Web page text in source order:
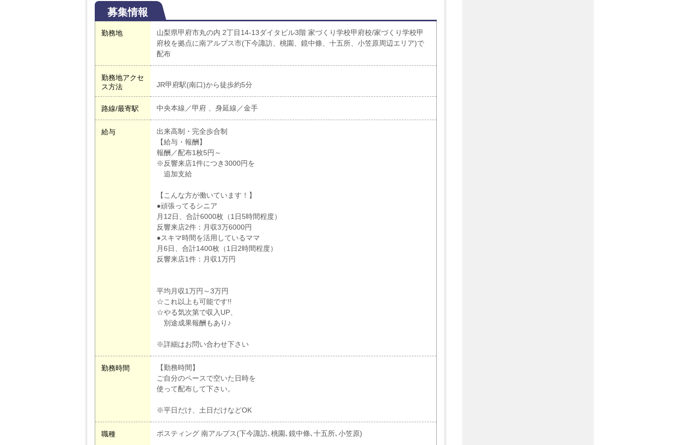
募集情報
勤務地
山梨県甲府市丸の内 2丁目14-13ダイタビル3階 家づくり学校甲府校/家づくり学校甲
府校を拠点に南アルプス市(下今諏訪、桃園、鏡中條、十五所、小笠原周辺エリア)で
配布
勤務地アクセ
ス方法
JR甲府駅(南口)から徒歩約5分
路線/最寄駅 中央本線／甲府 、身延線／金手
給与
出来高制・完全歩合制
【給与・報酬】
報酬／配布1枚5円～
※反響来店1件につき3000円を
追加支給
【こんな方が働いています！】
●頑張ってるシニア
月12日、合計6000枚（1日5時間程度）
反響来店2件：月収3万6000円
●スキマ時間を活用しているママ
月6日、合計1400枚（1日2時間程度）
反響来店1件：月収1万円
平均月収1万円～3万円
☆これ以上も可能です!!
☆やる気次第で収入UP、
別途成果報酬もあり♪
※詳細はお問い合わせ下さい
勤務時間
【勤務時間】
ご自分のペースで空いた日時を
使って配布して下さい。
※平日だけ、土日だけなどOK
職種 ポスティング 南アルプス(下今諏訪､桃園､鏡中條､十五所､小笠原)